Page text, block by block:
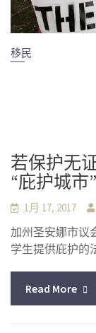
移民
若保护无
“庇护城市”
1月 17, 2017
加州圣安娜市议
学生提供庇护的
Read More